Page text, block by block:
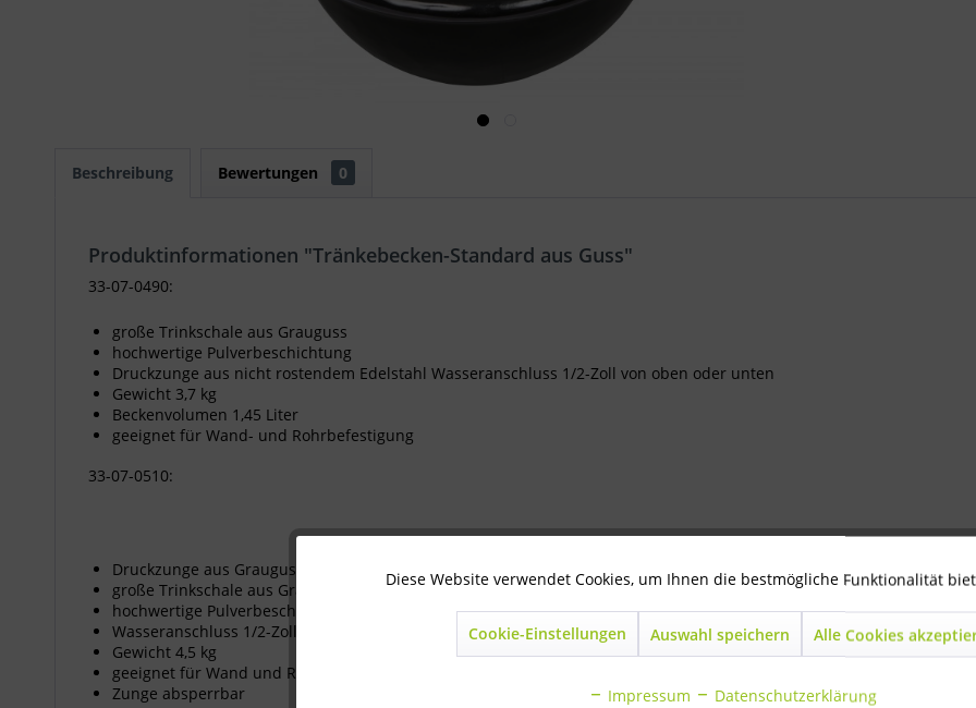
Beschreibung Bewertungen 0
Produktinformationen "Tränkebecken-Standard aus Guss"
33-07-0490:
große Trinkschale aus Grauguss
hochwertige Pulverbeschichtung
Druckzunge aus nicht rostendem Edelstahl Wasseranschluss 1/2-Zoll von oben oder unten
Gewicht 3,7 kg
Beckenvolumen 1,45 Liter
geeignet für Wand- und Rohrbefestigung
33-07-0510:
Druckzunge aus Grauguss
große Trinkschale aus Grauguss
hochwertige Pulverbeschichtung
Wasseranschluss 1/2-Zoll von oben oder unten
Gewicht 4,5 kg
geeignet für Wand und Rohrbefestigung
Zunge absperrbar
Technisch notwendig
Diese Website verwendet Cookies, um Ihnen die bestmögliche Funktionalität
Cookie-Einstellungen Auswahl speichern Alle Cookies
Impressum Datenschutzerklärung